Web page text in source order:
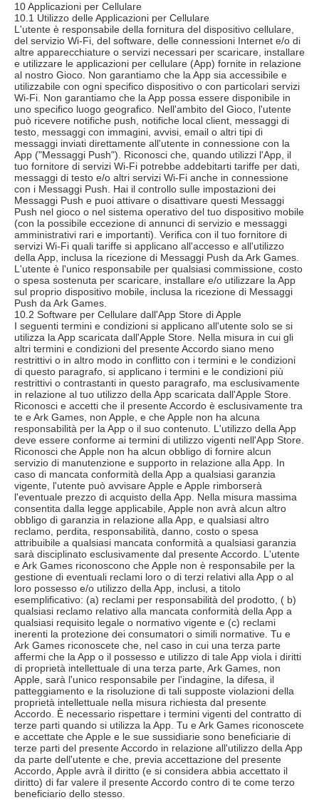
10 Applicazioni per Cellulare
10.1 Utilizzo delle Applicazioni per Cellulare
L'utente è responsabile della fornitura del dispositivo cellulare,
del servizio Wi-Fi, del software, delle connessioni Internet e/o di
altre apparecchiature o servizi necessari per scaricare, installare
e utilizzare le applicazioni per cellulare (App) fornite in relazione
al nostro Gioco. Non garantiamo che la App sia accessibile e
utilizzabile con ogni specifico dispositivo o con particolari servizi
Wi-Fi. Non garantiamo che la App possa essere disponibile in
uno specifico luogo geografico. Nell'ambito del Gioco, l'utente
può ricevere notifiche push, notifiche local client, messaggi di
testo, messaggi con immagini, avvisi, email o altri tipi di
messaggi inviati direttamente all'utente in connessione con la
App ("Messaggi Push"). Riconosci che, quando utilizzi l'App, il
tuo fornitore di servizi Wi-Fi potrebbe addebitarti tariffe per dati,
messaggi di testo e/o altri servizi Wi-Fi anche in connessione
con i Messaggi Push. Hai il controllo sulle impostazioni dei
Messaggi Push e puoi attivare o disattivare questi Messaggi
Push nel gioco o nel sistema operativo del tuo dispositivo mobile
(con la possibile eccezione di annunci di servizio e messaggi
amministrativi rari e importanti). Verifica con il tuo fornitore di
servizi Wi-Fi quali tariffe si applicano all'accesso e all'utilizzo
della App, inclusa la ricezione di Messaggi Push da Ark Games.
L'utente è l'unico responsabile per qualsiasi commissione, costo
o spesa sostenuta per scaricare, installare e/o utilizzare la App
sul proprio dispositivo mobile, inclusa la ricezione di Messaggi
Push da Ark Games.
10.2 Software per Cellulare dall'App Store di Apple
I seguenti termini e condizioni si applicano all'utente solo se si
utilizza la App scaricata dall'Apple Store. Nella misura in cui gli
altri termini e condizioni del presente Accordo siano meno
restrittivi o in altro modo in conflitto con i termini e le condizioni
di questo paragrafo, si applicano i termini e le condizioni più
restrittivi o contrastanti in questo paragrafo, ma esclusivamente
in relazione al tuo utilizzo della App scaricata dall'Apple Store.
Riconosci e accetti che il presente Accordo è esclusivamente tra
te e Ark Games, non Apple, e che Apple non ha alcuna
responsabilità per la App o il suo contenuto. L'utilizzo della App
deve essere conforme ai termini di utilizzo vigenti nell'App Store.
Riconosci che Apple non ha alcun obbligo di fornire alcun
servizio di manutenzione e supporto in relazione alla App. In
caso di mancata conformità della App a qualsiasi garanzia
vigente, l'utente può avvisare Apple e Apple rimborserà
l'eventuale prezzo di acquisto della App. Nella misura massima
consentita dalla legge applicabile, Apple non avrà alcun altro
obbligo di garanzia in relazione alla App, e qualsiasi altro
reclamo, perdita, responsabilità, danno, costo o spesa
attribuibile a qualsiasi mancata conformità a qualsiasi garanzia
sarà disciplinato esclusivamente dal presente Accordo. L'utente
e Ark Games riconoscono che Apple non è responsabile per la
gestione di eventuali reclami loro o di terzi relativi alla App o al
loro possesso e/o utilizzo della App, inclusi, a titolo
esemplificativo: (a) reclami per responsabilità del prodotto, ( b)
qualsiasi reclamo relativo alla mancata conformità della App a
qualsiasi requisito legale o normativo vigente e (c) reclami
inerenti la protezione dei consumatori o simili normative. Tu e
Ark Games riconoscete che, nel caso in cui una terza parte
affermi che la App o il possesso e utilizzo di tale App viola i diritti
di proprietà intellettuale di una terza parte, Ark Games, non
Apple, sarà l'unico responsabile per l'indagine, la difesa, il
patteggiamento e la risoluzione di tali supposte violazioni della
proprietà intellettuale nella misura richiesta dal presente
Accordo. È necessario rispettare i termini vigenti del contratto di
terze parti quando si utilizza la App. Tu e Ark Games riconoscete
e accettate che Apple e le sue sussidiarie sono beneficiarie di
terze parti del presente Accordo in relazione all'utilizzo della App
da parte dell'utente e che, previa accettazione del presente
Accordo, Apple avrà il diritto (e si considera abbia accettato il
diritto) di far valere il presente Accordo contro di te come terzo
beneficiario dello stesso.